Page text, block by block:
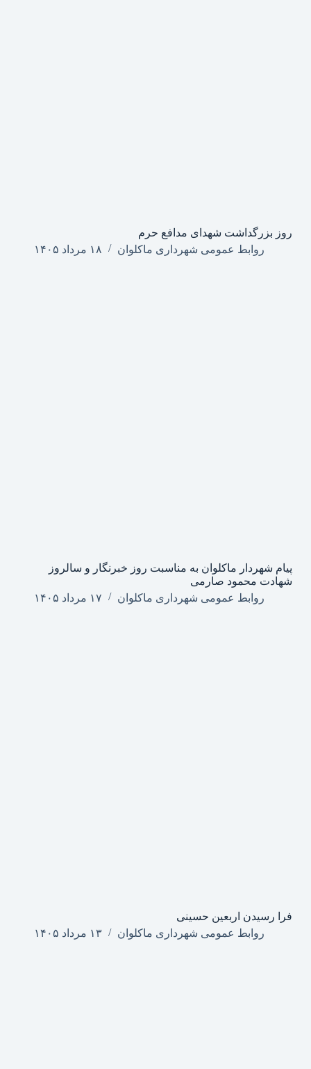
روز بزرگداشت شهدای مدافع حرم
روابط عمومی شهرداری ماکلوان
۱۸ مرداد ۱۴۰۵
پیام شهردار ماکلوان به مناسبت روز خبرنگار و سالروز
شهادت محمود صارمی
روابط عمومی شهرداری ماکلوان
۱۷ مرداد ۱۴۰۵
فرا رسیدن اربعین حسینی
روابط عمومی شهرداری ماکلوان
۱۳ مرداد ۱۴۰۵